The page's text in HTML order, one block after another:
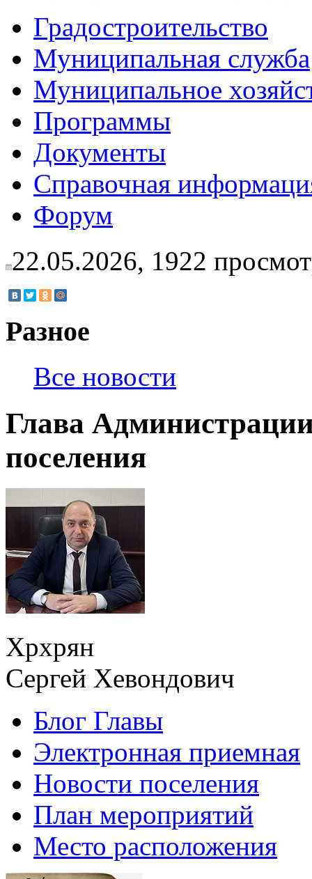
Градостроительство
Муниципальная служба
Муниципальное
Программы
Документы
Справочная
Форум
22.05.2026, 1922
Разное
Все новости
Глава
поселения
Хрхрян
Сергей Хевондович
Блог Главы
Электронная приемная
Новости поселения
План мероприятий
Место расположения